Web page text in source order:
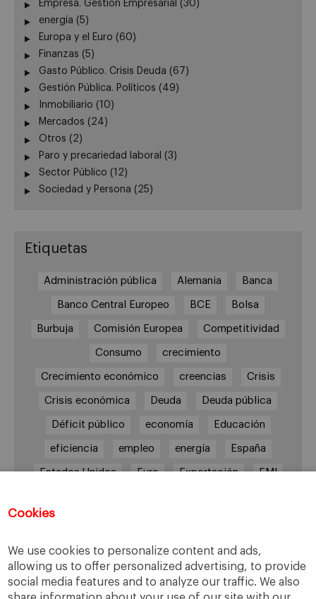
Cookies
We use cookies to personalize content and ads,
allowing us to offer personalized advertising, to provide
social media features and to analyze our traffic. We also
Empresa. Gestión Empresarial
(30)
energía (5)
Europa y el Euro (60)
Finanzas (5)
Gasto Público. Crisis Deuda (67)
Gestión Pública. Políticos (49)
Inmobiliario (10)
Mercados (24)
Otros (2)
Paro y precariedad laboral
(3)
Sector Público (12)
Sociedad y Persona (25)
Etiquetas
Administración pública Alemania Banca
Banco Central Europeo BCE Bolsa
Burbuja Comisión Europea Competitividad
Consumo crecimiento
Crecimiento económico creencias Crisis
Crisis económica Deuda Deuda pública
Déficit público economía Educación
eficiencia empleo energía España
Estados Unidos Euro Exportación FMI
Grecia
Italia Mercados PIB
Prima de riesgo Reino Unido Syriza
Transparencia Unión Europea